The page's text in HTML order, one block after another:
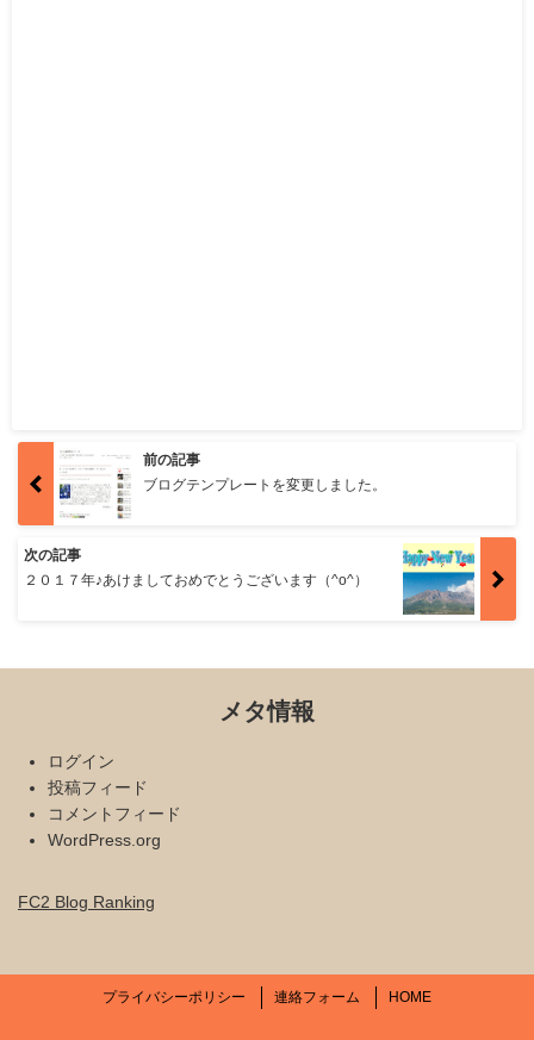
前の記事
ブログテンプレートを変更しました。
次の記事
２０１７年♪あけましておめでとうございます（^o^）
メタ情報
ログイン
投稿フィード
コメントフィード
WordPress.org
FC2 Blog Ranking
プライバシーポリシー 連絡フォーム HOME